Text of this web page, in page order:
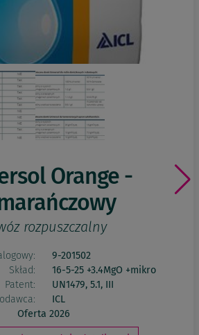
Orange -
rozpuszczalny
9-201502
Skład:
16-5-25 +3.4MgO +mikro
Patent:
UN1479, 5.1, III
ICL
Oferta 2026